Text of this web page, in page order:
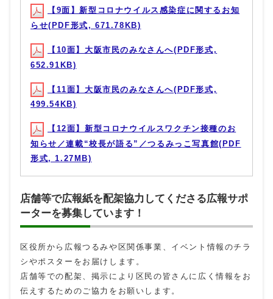
【9面】新型コロナウイルス感染症に関するお知
らせ(PDF形式, 671.78KB)
【10面】大阪市民のみなさんへ(PDF形式,
652.91KB)
【11面】大阪市民のみなさんへ(PDF形式,
499.54KB)
【12面】新型コロナウイルスワクチン接種のお
知らせ／連載“校長が語る”／つるみっこ写真館(PDF
形式, 1.27MB)
店舗等で広報紙を配架協力してくださる広報サポ
ーターを募集しています！
区役所から広報つるみや区関係事業、イベント情報のチラ
シやポスターをお届けします。
店舗等での配架、掲示により区民の皆さんに広く情報をお
伝えするためのご協力をお願いします。